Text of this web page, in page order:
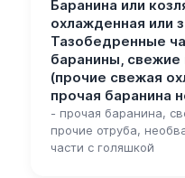
Баранина или
охлажденная или
Тазобедренные
баранины,
(прочие свежая
прочая баранина
- прочая баранина,
прочие отруба,
части с голяшкой